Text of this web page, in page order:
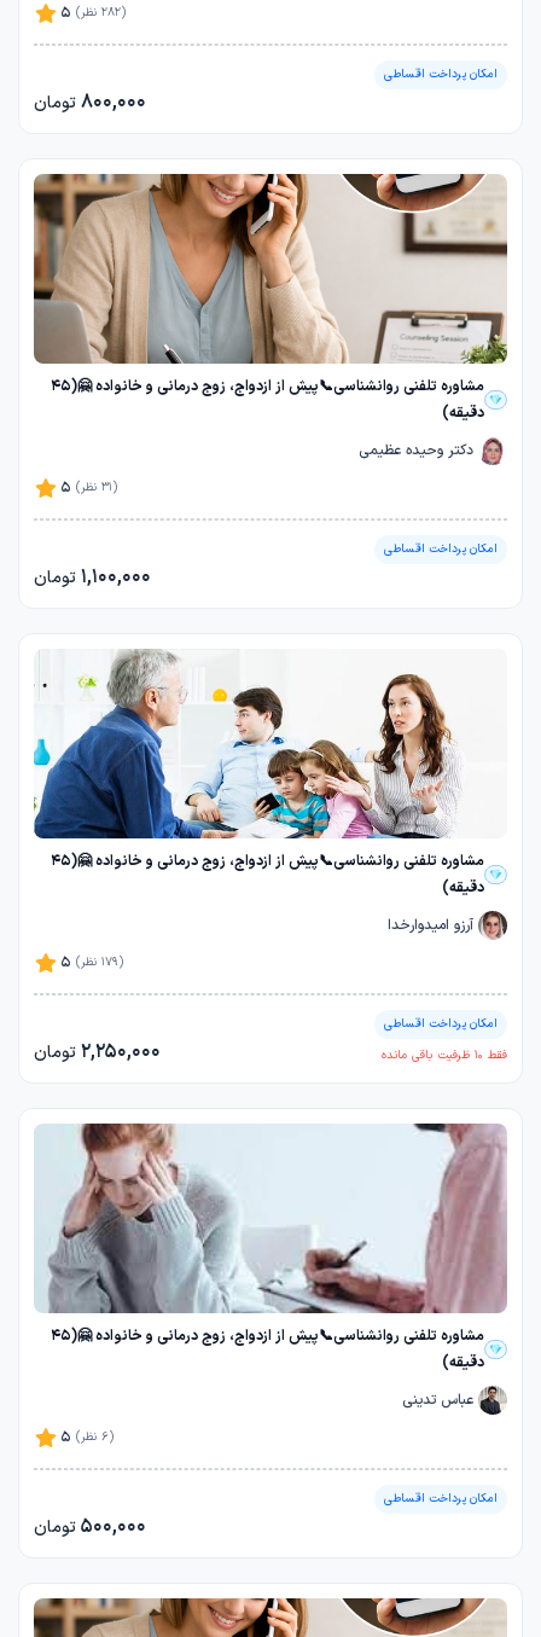
5
(282 نظر)
امکان پرداخت اقساطی
800,000تومان
مشاوره تلفنی روانشناسی📞پیش از ازدواج، زوج درمانی و خانواده 🤗(45
دقیقه)
دکتر وحیده عظیمی
5
(31 نظر)
امکان پرداخت اقساطی
1,100,000تومان
مشاوره تلفنی روانشناسی📞پیش از ازدواج، زوج درمانی و خانواده 🤗(45
دقیقه)
آرزو امیدوارخدا
5
(179 نظر)
امکان پرداخت اقساطی
فقط 10 ظرفیت باقی مانده 2,250,000تومان
مشاوره تلفنی روانشناسی📞پیش از ازدواج، زوج درمانی و خانواده 🤗(45
دقیقه)
عباس تدینی
5
(6 نظر)
امکان پرداخت اقساطی
500,000تومان